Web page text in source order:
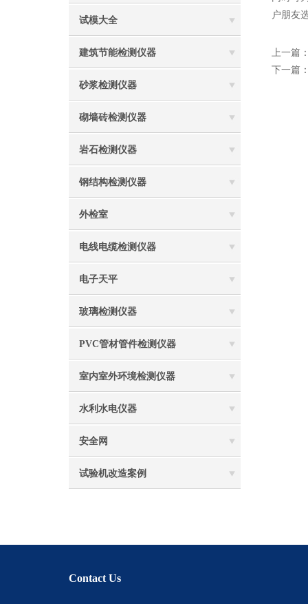
试模大全
建筑节能检测仪器
砂浆检测仪器
砌墙砖检测仪器
岩石检测仪器
钢结构检测仪器
外检室
电线电缆检测仪器
电子天平
玻璃检测仪器
PVC管材管件检测仪器
室内室外环境检测仪器
水利水电仪器
安全网
试验机改造案例
户朋友
上一篇
下一篇
Contact Us